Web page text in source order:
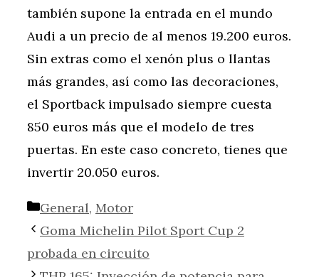
también supone la entrada en el mundo
Audi a un precio de al menos 19.200 euros.
Sin extras como el xenón plus o llantas
más grandes, así como las decoraciones,
el Sportback impulsado siempre cuesta
850 euros más que el modelo de tres
puertas. En este caso concreto, tienes que
invertir 20.050 euros.
Categorías
General, Motor
Goma Michelin Pilot Sport Cup 2
probada en circuito